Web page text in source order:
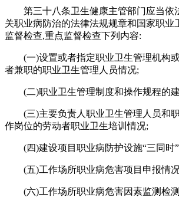
第三十八条卫生健康主管部门应当依
关职业病防治的法律法规规章和国家职业
监督检查,重点监督检查下列内容:
(一)设置或者指定职业卫生管理机构
者兼职的职业卫生管理人员情况;
(二)职业卫生管理制度和操作规程的
(三)主要负责人职业卫生管理人员和
作岗位的劳动者职业卫生培训情况;
(四)建设项目职业病防护设施“三同时
(五)工作场所职业病危害项目申报情
(六)工作场所职业病危害因素监测检